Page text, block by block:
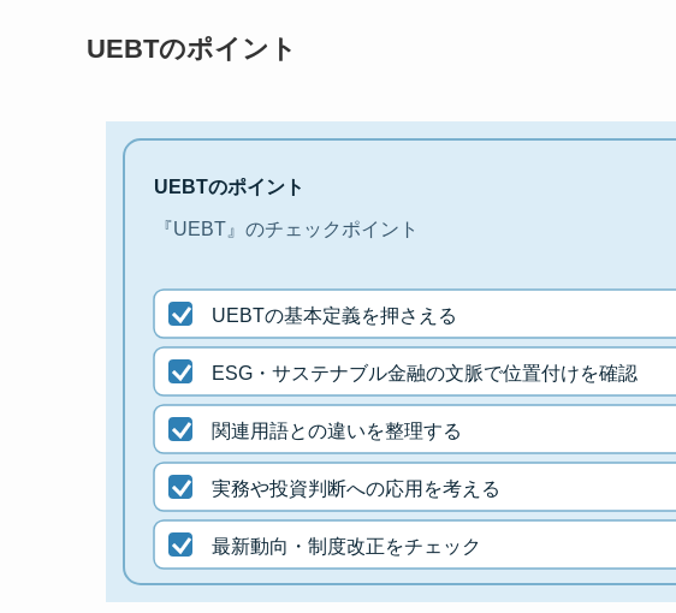
UEBTのポイント
UEBTのポイント
『UEBT』のチェックポイント
UEBTの基本定義を押さえる
ESG・サステナブル金融の文脈で位置付けを確認
関連用語との違いを整理する
実務や投資判断への応用を考える
最新動向・制度改正をチェック